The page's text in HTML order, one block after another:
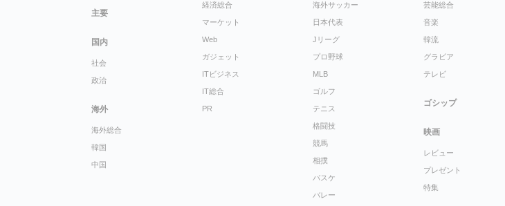
主要
国内
社会
政治
海外
海外総合
韓国
中国
経済総合
マーケット
Web
ガジェット
ITビジネス
IT総合
PR
海外サッカー
日本代表
Jリーグ
プロ野球
MLB
ゴルフ
テニス
格闘技
競馬
相撲
バスケ
バレー
芸能総合
音楽
韓流
グラビア
テレビ
ゴシップ
映画
レビュー
プレゼント
特集